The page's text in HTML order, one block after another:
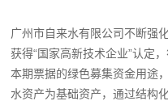
广州市自来水有限公司不断强
获得“国家高新技术企业”认定
本期票据的绿色募集资金用途
水资产为基础资产，通过结构